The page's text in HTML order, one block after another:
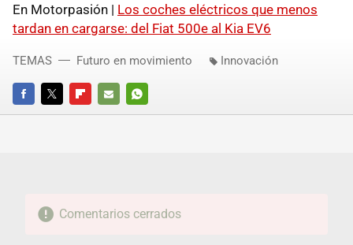
En Motorpasión | Los coches eléctricos que menos
tardan en cargarse: del Fiat 500e al Kia EV6
FACEBOOKTWITTERFLIPBOARD
E-
WHATSAPP
TEMAS Futuro en movimiento Innovación
Comentarios cerrados